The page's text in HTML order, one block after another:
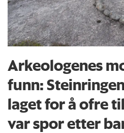
Arkeologenes
funn:
laget for å ofre
var spor etter